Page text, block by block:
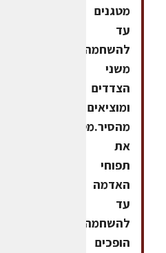
מטגנים
עד
להשחמה
משני
הצדדים
ומוציאים
מהסיר.מטגנים
את
תפוחי
האדמה
עד
להשחמה,
הופכים